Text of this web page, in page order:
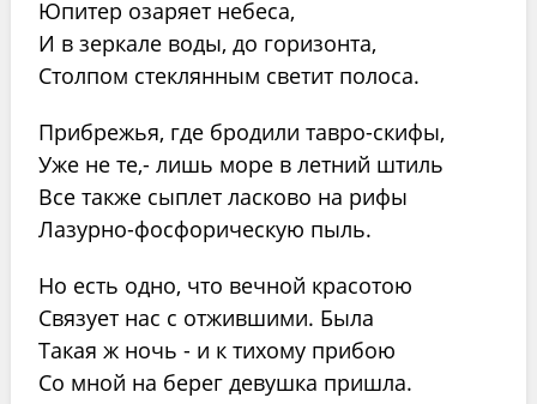
Юпитер озаряет небеса,
И в зеркале воды, до горизонта,
Столпом стеклянным светит полоса.
Прибрежья, где бродили тавро-скифы,
Уже не те,- лишь море в летний штиль
Все также сыплет ласково на рифы
Лазурно-фосфорическую пыль.
Но есть одно, что вечной красотою
Связует нас с отжившими. Была
Такая ж ночь - и к тихому прибою
Со мной на берег девушка пришла.